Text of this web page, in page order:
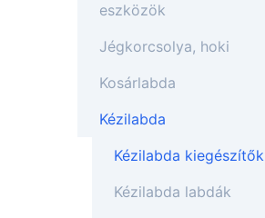
eszközök
Jégkorcsolya, hoki
Kosárlabda
Kézilabda
Kézilabda kiegészítők
Kézilabda labdák